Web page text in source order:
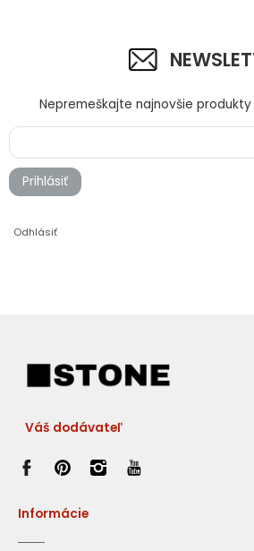
Nepremeškajte najnovšie
Prihlásiť
Odhlásiť
Váš dodávateľ
Informácie